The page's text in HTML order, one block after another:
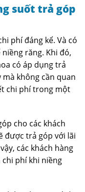
suốt trả góp
phí đáng kể. Và có
răng. Khi đó,
có áp dụng trả
không cần quan
chi phí trong một
cho các khách
được trả góp với lãi
các khách hàng
chi phí khi niềng